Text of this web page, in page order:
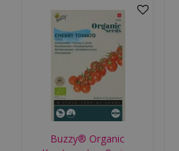
Buzzy® Organic